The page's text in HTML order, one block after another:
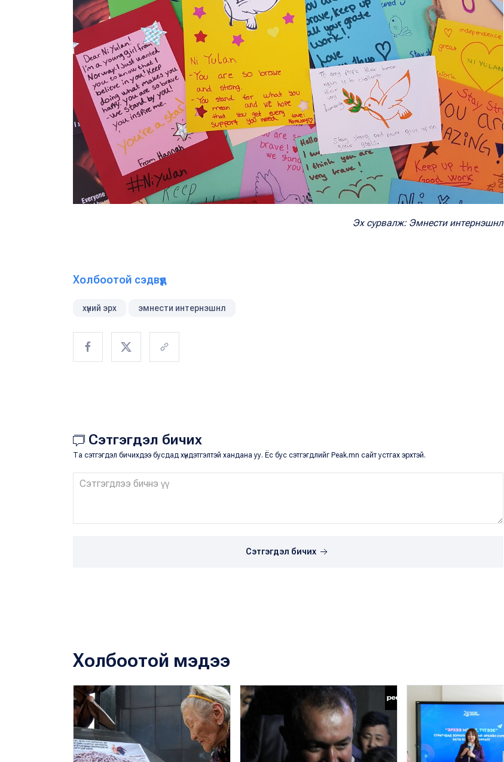
Эх сурвалж: Эмнести интернэшнл
Холбоотой сэдвүүд
хүний эрх эмнести интернэшнл
Сэтгэгдэл бичих
Та сэтгэгдэл бичихдээ бусдад хүндэтгэлтэй хандана уу. Ёс бус сэтгэгдлийг Peak.mn сайт устгах эрхтэй.
Сэтгэгдэл бичих
Холбоотой мэдээ